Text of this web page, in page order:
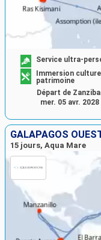
Service ultra-
Immersion
patrimoine
Départ de
mer. 05 avr. 2028
GALAPAGOS
15 jours, Aqua Mare